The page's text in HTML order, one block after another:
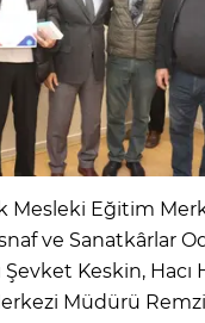
Mesleki Eğitim
ve Sanatkârlar
Şevket Keskin, Hacı
Müdürü